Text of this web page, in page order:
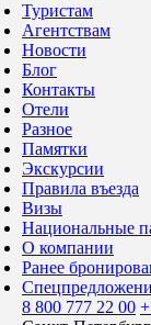
Туристам
Агентствам
Новости
Блог
Контакты
Отели
Разное
Памятки
Экскурсии
Правила въезда
Визы
Национальные
О компании
Ранее
8 800 777 22 00